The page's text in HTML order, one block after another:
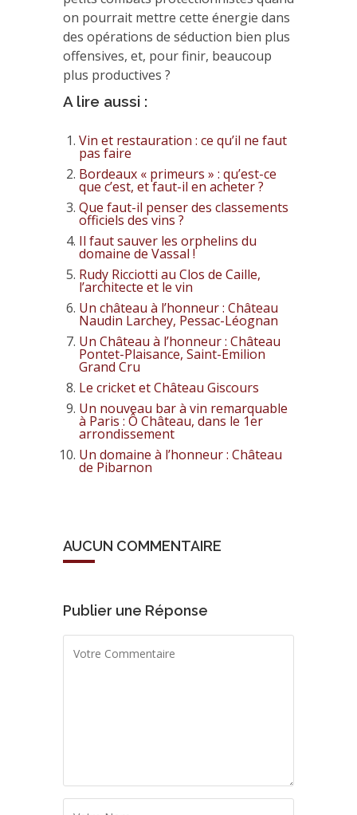
on pourrait mettre cette énergie dans
des opérations de séduction bien plus
offensives, et, pour finir, beaucoup
plus productives ?
A lire aussi :
Vin et restauration : ce qu’il ne faut
pas faire
Bordeaux « primeurs » : qu’est-ce
que c’est, et faut-il en acheter ?
Que faut-il penser des classements
officiels des vins ?
Il faut sauver les orphelins du
domaine de Vassal !
Rudy Ricciotti au Clos de Caille,
l’architecte et le vin
Un château à l’honneur : Château
Naudin Larchey, Pessac-Léognan
Un Château à l’honneur : Château
Pontet-Plaisance, Saint-Emilion
Grand Cru
Le cricket et Château Giscours
Un nouveau bar à vin remarquable
à Paris : Ô Château, dans le 1er
arrondissement
Un domaine à l’honneur : Château
de Pibarnon
AUCUN COMMENTAIRE
Publier une Réponse